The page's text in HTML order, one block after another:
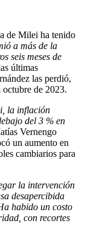
de Milei ha tenido
a más de la
seis meses de
últimas
las perdió,
de 2023.
la inflación
del 3 % en
Vernengo
un aumento en
cambiarios para
la intervención
desapercibida
habido un costo
con recortes